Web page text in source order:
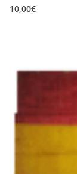
10,00€
producto
múltiples
variantes.
opciones